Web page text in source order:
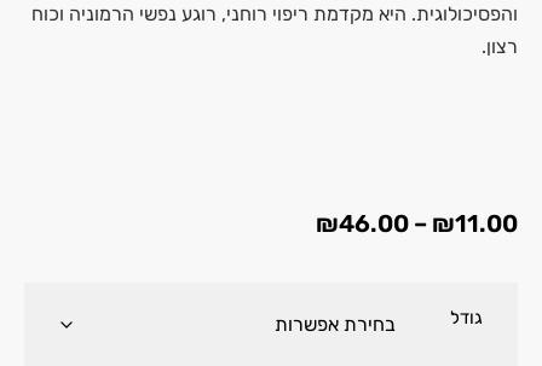
והפסיכולוגית. היא מקדמת ריפוי רוחני, רוגע נפשי הרמוניה וכוח
רצון.
₪11.00
–
₪46.00
גודל